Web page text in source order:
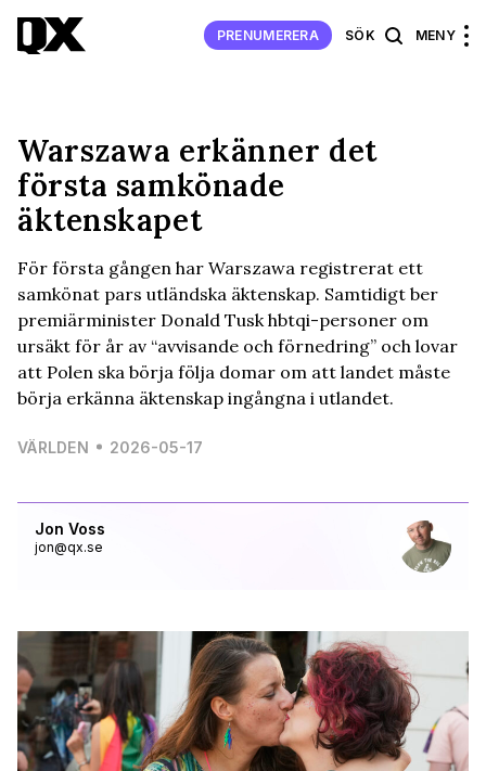
PRENUMERERA SÖK MENY
Jon Voss
jon@qx.se
Warszawa erkänner det
första samkönade
äktenskapet
För första gången har Warszawa registrerat ett
samkönat pars utländska äktenskap. Samtidigt ber
premiärminister Donald Tusk hbtqi-personer om
ursäkt för år av “avvisande och förnedring” och lovar
att Polen ska börja följa domar om att landet måste
börja erkänna äktenskap ingångna i utlandet.
VÄRLDEN 2026-05-17